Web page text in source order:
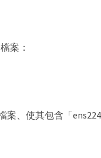
案：
、使其包含「